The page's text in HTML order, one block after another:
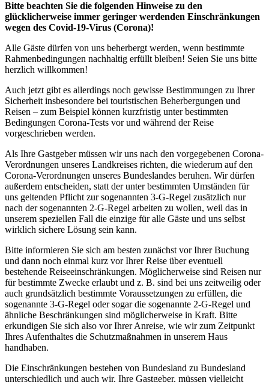
Bitte beachten Sie die folgenden Hinweise zu den
glücklicherweise immer geringer werdenden Einschränkungen
wegen des Covid-19-Virus (Corona)!
Alle Gäste dürfen von uns beherbergt werden, wenn bestimmte
Rahmenbedingungen nachhaltig erfüllt bleiben! Seien Sie uns bitte
herzlich willkommen!
Auch jetzt gibt es allerdings noch gewisse Bestimmungen zu Ihrer
Sicherheit insbesondere bei touristischen Beherbergungen und
Reisen – zum Beispiel können kurzfristig unter bestimmten
Bedingungen Corona-Tests vor und während der Reise
vorgeschrieben werden.
Als Ihre Gastgeber müssen wir uns nach den vorgegebenen Corona-
Verordnungen unseres Landkreises richten, die wiederum auf den
Corona-Verordnungen unseres Bundeslandes beruhen. Wir dürfen
außerdem entscheiden, statt der unter bestimmten Umständen für
uns geltenden Pflicht zur sogenannten 3-G-Regel zusätzlich nur
nach der sogenannten 2-G-Regel arbeiten zu wollen, weil das in
unserem speziellen Fall die einzige für alle Gäste und uns selbst
wirklich sichere Lösung sein kann.
Bitte informieren Sie sich am besten zunächst vor Ihrer Buchung
und dann noch einmal kurz vor Ihrer Reise über eventuell
bestehende Reiseeinschränkungen. Möglicherweise sind Reisen nur
für bestimmte Zwecke erlaubt und z. B. sind bei uns zeitweilig oder
auch grundsätzlich bestimmte Voraussetzungen zu erfüllen, die
sogenannte 3-G-Regel oder sogar die sogenannte 2-G-Regel und
ähnliche Beschränkungen sind möglicherweise in Kraft. Bitte
erkundigen Sie sich also vor Ihrer Anreise, wie wir zum Zeitpunkt
Ihres Aufenthaltes die Schutzmaßnahmen in unserem Haus
handhaben.
Die Einschränkungen bestehen von Bundesland zu Bundesland
unterschiedlich und auch wir, Ihre Gastgeber, müssen vielleicht